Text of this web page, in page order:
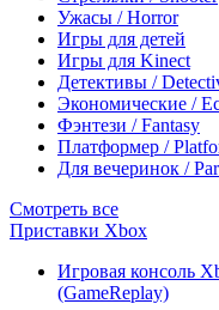
Ужасы / Horror
Игры для детей
Игры для Kinect
Детективы /
Экономические /
Фэнтези / Fantasy
Платформер /
Для вечеринок /
Смотреть все
Приставки Xbox
Игровая консоль
(GameReplay)